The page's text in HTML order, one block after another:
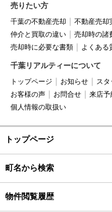
売りたい方
千葉の不動産売却 不動産売却
仲介と買取の違い
売却時の諸
売却時に必要な書類
よくある
千葉リアルティーについて
トップページ お知らせ ス
お客様の声
お問合せ 来店予
個人情報の取扱い
トップページ
町名から検索
物件閲覧履歴